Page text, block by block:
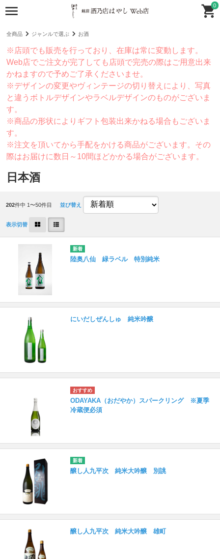
0
全商品 ジャンルで選ぶ お酒
※店頭でも販売を行っており、在庫は常に変動します。
Web店でご注文が完了しても店頭で完売の際はご用意出来
かねますので予めご了承くださいませ。
※デザインの変更やヴィンテージの切り替えにより、写真
と違うボトルデザインやラベルデザインのものがございま
す。
※商品の形状によりギフト包装出来かねる場合もございま
す。
※注文を頂いてから手配をかける商品がございます。その
際はお届けに数日～10間ほどかかる場合がございます。
日本酒
202件中 1〜50件目 並び替え
表示切替
陸奥八仙 緑ラベル 特別純米
にいだしぜんしゅ 純米吟醸
ODAYAKA（おだやか）スパークリング ※夏季
冷蔵便必須
醸し人九平次 純米大吟醸 別誂
醸し人九平次 純米大吟醸 雄町